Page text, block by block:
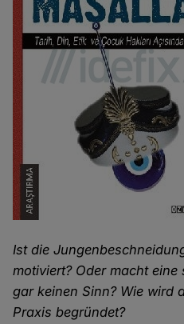
Ist die
motiviert? Oder macht
gar keinen Sinn? Wie wird
Praxis begründet?